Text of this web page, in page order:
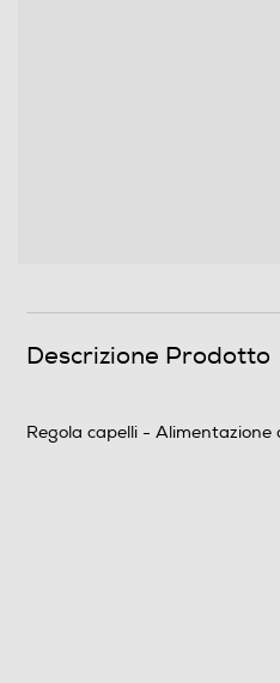
Descrizione Prodotto
Regola capelli -